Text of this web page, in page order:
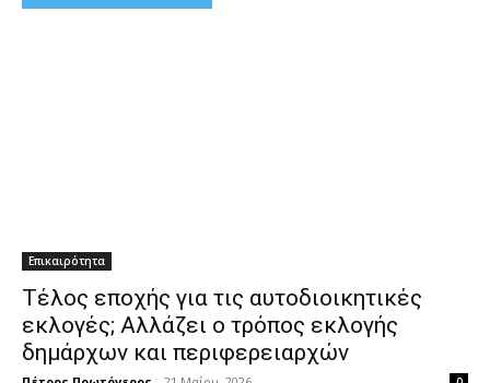
Επικαιρότητα
Τέλος εποχής για τις αυτοδιοικητικές
εκλογές; Αλλάζει ο τρόπος εκλογής
δημάρχων και περιφερειαρχών